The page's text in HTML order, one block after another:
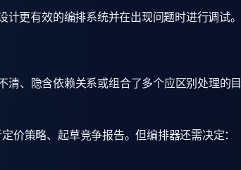
更有效的编排系统并在出现问题时进行调试。
、隐含依赖关系或组合了多个应区别处理的目
价策略、起草竞争报告。但编排器还需决定：